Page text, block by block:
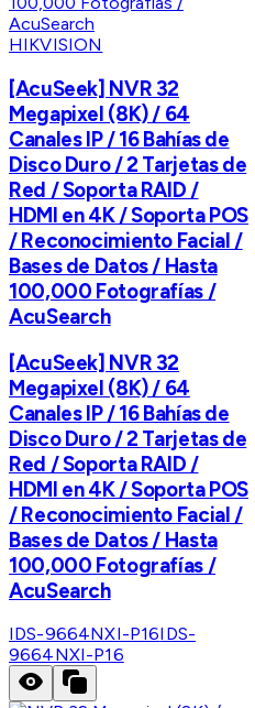
HIKVISION
[AcuSeek] NVR 32
Megapixel (8K) / 64
Canales IP / 16 Bahías de
Disco Duro / 2 Tarjetas de
Red / Soporta RAID /
HDMI en 4K / Soporta POS
/ Reconocimiento Facial /
Bases de Datos / Hasta
100,000 Fotografías /
AcuSearch
[AcuSeek] NVR 32
Megapixel (8K) / 64
Canales IP / 16 Bahías de
Disco Duro / 2 Tarjetas de
Red / Soporta RAID /
HDMI en 4K / Soporta POS
/ Reconocimiento Facial /
Bases de Datos / Hasta
100,000 Fotografías /
AcuSearch
IDS-9664NXI-P16IDS-
9664NXI-P16